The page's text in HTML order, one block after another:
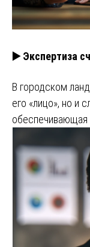
▶️ Экспертиза
В городском
его «лицо», но и
обеспечивающая